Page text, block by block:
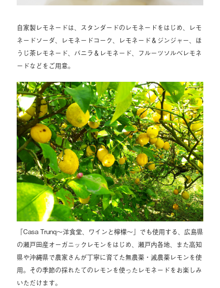
自家製レモネードは、スタンダードのレモネードをはじめ、レモ
ネードソーダ、レモネードコーク、レモネード＆ジンジャー、ほ
うじ茶レモネード、バニラ＆レモネード、フルーツソルベレモネ
ードなどをご用意。
「Casa Trunq～洋食堂、ワインと檸檬～」でも使用する、広島県
の瀬戸田産オーガニックレモンをはじめ、瀬戸内各地、また高知
県や沖縄県で農家さんが丁寧に育てた無農薬・減農薬レモンを使
用。その季節の採れたてのレモンを使ったレモネードをお楽しみ
いただけます。